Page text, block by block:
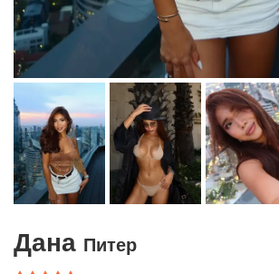
Дана Питер